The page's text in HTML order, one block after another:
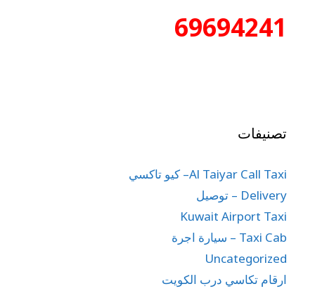
69694241
تصنيفات
Al Taiyar Call Taxi– كيو تاكسي
Delivery – توصيل
Kuwait Airport Taxi
Taxi Cab – سيارة اجرة
Uncategorized
ارقام تكاسي درب الكويت